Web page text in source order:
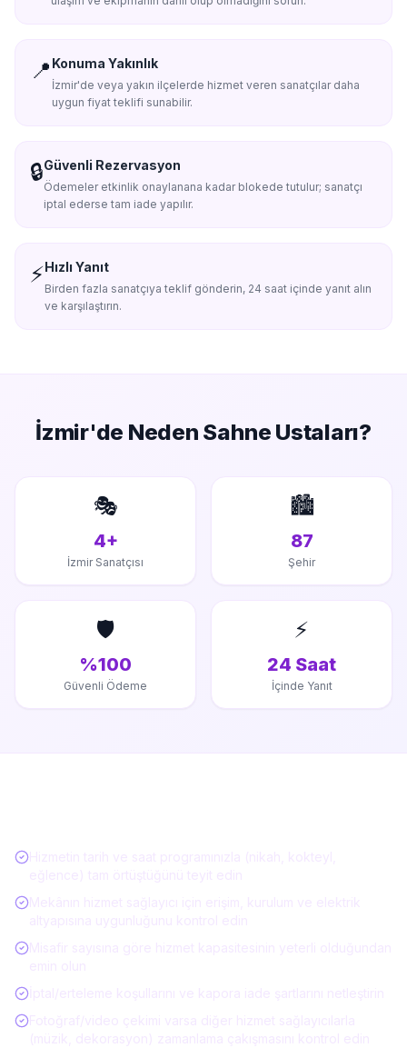
📍 Konuma Yakınlık
İzmir'de veya yakın ilçelerde hizmet veren sanatçılar daha
uygun fiyat teklifi sunabilir.
🔒Güvenli Rezervasyon
Ödemeler etkinlik onaylanana kadar blokede tutulur; sanatçı
iptal ederse tam iade yapılır.
⚡Hızlı Yanıt
Birden fazla sanatçıya teklif gönderin, 24 saat içinde yanıt alın
ve karşılaştırın.
İzmir'de Neden Sahne Ustaları?
🎭
4+
İzmir Sanatçısı
🏙️
87
Şehir
🛡️
%100
Güvenli Ödeme
⚡
24 Saat
İçinde Yanıt